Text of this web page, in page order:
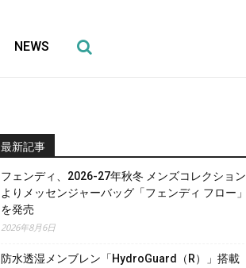
NEWS
最新記事
フェンディ、2026-27年秋冬 メンズコレクション
よりメッセンジャーバッグ「フェンディ フロー」
を発売
2026年8月6日
防水透湿メンブレン「HydroGuard（R）」搭載